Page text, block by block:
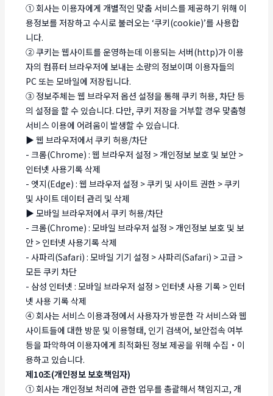
① 회사는 이용자에게 개별적인 맞춤 서비스를 제공하기 위해 이
용정보를 저장하고 수시로 불러오는 ‘쿠키(cookie)’를 사용합
니다.
② 쿠키는 웹사이트를 운영하는데 이용되는 서버(http)가 이용
자의 컴퓨터 브라우저에 보내는 소량의 정보이며 이용자들의
PC 또는 모바일에 저장됩니다.
③ 정보주체는 웹 브라우저 옵션 설정을 통해 쿠키 허용, 차단 등
의 설정을 할 수 있습니다. 다만, 쿠키 저장을 거부할 경우 맞춤형
서비스 이용에 어려움이 발생할 수 있습니다.
▶ 웹 브라우저에서 쿠키 허용/차단
- 크롬(Chrome) : 웹 브라우저 설정 > 개인정보 보호 및 보안 >
인터넷 사용기록 삭제
- 엣지(Edge) : 웹 브라우저 설정 > 쿠키 및 사이트 권한 > 쿠키
및 사이트 데이터 관리 및 삭제
▶ 모바일 브라우저에서 쿠키 허용/차단
- 크롬(Chrome) : 모바일 브라우저 설정 > 개인정보 보호 및 보
안 > 인터넷 사용기록 삭제
- 사파리(Safari) : 모바일 기기 설정 > 사파리(Safari) > 고급 >
모든 쿠키 차단
- 삼성 인터넷 : 모바일 브라우저 설정 > 인터넷 사용 기록 > 인터
넷 사용 기록 삭제
④ 회사는 서비스 이용과정에서 사용자가 방문한 각 서비스와 웹
사이트들에 대한 방문 및 이용형태, 인기 검색어, 보안접속 여부
등을 파악하여 이용자에게 최적화된 정보 제공을 위해 수집・이
용하고 있습니다.
제10조(개인정보 보호책임자)
① 회사는 개인정보 처리에 관한 업무를 총괄해서 책임지고, 개